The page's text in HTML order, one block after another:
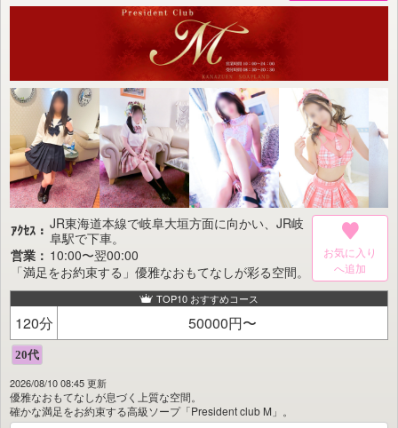
ｱｸｾｽ： JR東海道本線で岐阜大垣方面に向かい、JR岐
阜駅で下車。
営業： 10:00〜翌00:00
「満足をお約束する」優雅なおもてなしが彩る空間。
お気に入り
TOP10 おすすめコース
120分 50000円〜
2026/08/10 08:45 更新
優雅なおもてなしが息づく上質な空間。
確かな満足をお約束する高級ソープ「President club M」。